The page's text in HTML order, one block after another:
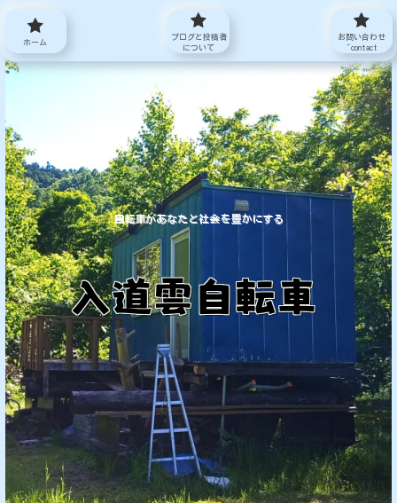
自転車があなたと社会を豊かにする
ホーム
ブログと投稿者
について
お問い合わせ
~contact